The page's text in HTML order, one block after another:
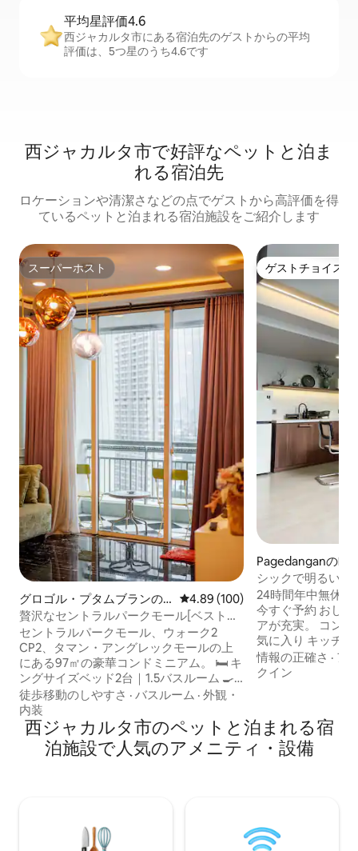
平均星評価4.6
西ジャカルタ市にある宿泊先のゲストからの平均
評価は、5つ星のうち4.6です
西ジャカルタ市で好評なペットと泊ま
れる宿泊先
ロケーションや清潔さなどの点でゲストから高評価を得
ているペットと泊まれる宿泊施設をご紹介します
スーパーホスト
スーパーホスト
グロゴル・プタムブランの
マンション・アパート
レビュー100件、5つ星中4.89つ
4.89 (100)
贅沢なセントラルパークモール[ベストバ
リュー] 2 BR -97 m 2
セントラルパークモール、ウォーク2
CP2、タマン・アングレックモールの上
にある97㎡の豪華コンドミニアム。 🛏 キ
ングサイズベッド2台｜1.5バスルーム 🍳
フルキッチン | 🍿 55インチテレビ | 🚀
100Mbps Wi-Fi 🛁バスタブ+シャワー| 🧺
洗濯機/乾燥機| ❄️全室エアコン 🧳ウォー
クインクローゼット| 🛏キングサイズベッ
ド ☕無料のコーヒー、紅茶、街の景色を
れる宿泊先（5kg、トイレトレーニング済
徒歩移動のしやすさ · バスルーム · 外観・
内装
ゲストチョイス
ゲストチョイス
Pagedanganの町
シックで明るい4
エイターのおすす
24時間年中無休
今すぐ予約 おし
アが充実。 コンテンツクリエイターのお
気に入り キッチ
機能的な家 ペットOK（事前にお知らせく
ださい） ICEまで9分。居心地の良い4階
風通しの良い空
ICEイベント前後
るのに最適。 スイム・ボラボラ・クラブ
プール（1人あたり
情報の正確さ · ア
クイン
西ジャカルタ市のペットと泊まれる宿
泊施設で人気のアメニティ・設備